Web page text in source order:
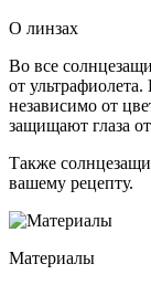
О линзах
Во все
от
независимо от
защищают глаза
Также
вашему рецепту.
Материалы